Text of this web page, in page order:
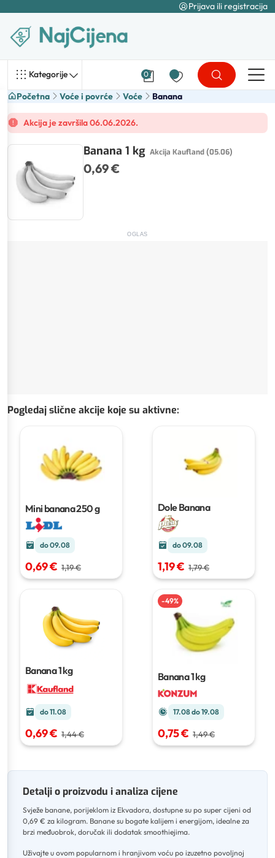
Prijava ili registracija
Kategorije 0
Početna Voće i povrće Voće Banana
Akcija je završila 06.06.2026.
Banana 1 kg Akcija Kaufland (05.06)
0,69 €
OGLAS
Pogledaj slične akcije koje su aktivne:
Mini banana250 g
do 09.08
0,69 € 1,19 €
Dole Banana
do 09.08
1,19 € 1,79 €
Banana1 kg
do 11.08
0,69 € 1,44 €
-49%
Banana1 kg
17.08 do 19.08
0,75 € 1,49 €
Detalji o proizvodu i analiza cijene
Svježe banane, porijeklom iz Ekvadora, dostupne su po super cijeni od
0,69 € za kilogram. Banane su bogate kalijem i energijom, idealne za
brzi međuobrok, doručak ili dodatak smoothiejima.
Uživajte u ovom popularnom i hranjivom voću po izuzetno povoljnoj